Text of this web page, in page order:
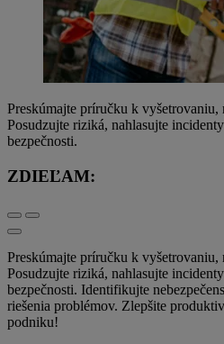
Preskúmajte príručku k
Posudzujte riziká, nahlasujte
bezpečnosti.
ZDIEĽAM:
Preskúmajte príručku k
Posudzujte riziká, nahlasujte
bezpečnosti. Identifikujte
riešenia problémov. Zlepšite
podniku!